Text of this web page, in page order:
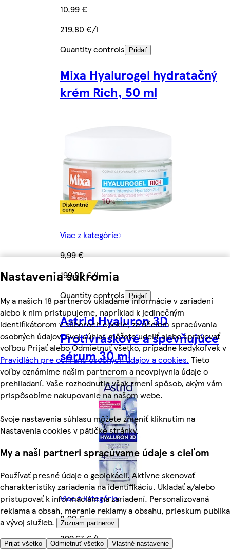
Nastavenia súkromia
My a našich 18 partnerov ukladáme informácie v zariadení
alebo k nim pristupujeme, napríklad k jedinečným
identifikátorom v súboroch cookie, za účelom spracúvania
osobných údajov. Svoj súhlas môžete udeliť alebo spravovať
voľbou Prijať alebo Odmietnuť všetko, prípadne kedykoľvek v
Pravidlách pre ochranu osobných údajov a cookies. Tieto
voľby oznámime našim partnerom a neovplyvnia údaje o
prehliadaní. Vaše rozhodnutie však zmení spôsob, akým vám
prispôsobíme nakupovanie na našom webe.
Svoje nastavenia súhlasu môžete zmeniť kliknutím na
Nastavenia cookies v pätičke stránky.
My a naši partneri spracúvame údaje s cieľom
Používať presné údaje o geolokácii. Aktívne skenovať
charakteristiky zariadenia na identifikáciu. Ukladať a/alebo
pristupovať k informáciám na zariadení. Personalizovaná
reklama a obsah, meranie reklamy a obsahu, prieskum publika
a vývoj služieb.
Zoznam partnerov
Prijať všetko Odmietnuť všetko Vlastné nastavenie
10,99 €
219,80 €/l
Quantity controls
Pridať
Mixa Hyalurogel hydratačný
krém Rich, 50 ml
Viac z kategórie
9,99 €
199,80 €/l
Quantity controls
Pridať
Astrid Hyaluron 3D
Protivráskové a spevňujúce
sérum 30 ml
Viac z kategórie
8,99 €
299,67 €/l